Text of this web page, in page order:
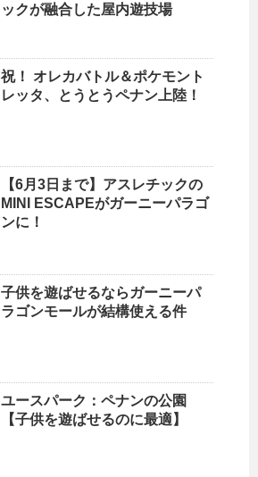
ックが融合した屋内遊技場
祝！ オレカバトル＆ポケモント
レッタ、とうとうペナン上陸！
【6月3日まで】アスレチックの
MINI ESCAPEがガーニーパラゴ
ンに！
子供を遊ばせるならガーニーパ
ラゴンモールが結構使える件
ユースパーク：ペナンの公園
【子供を遊ばせるのに最適】